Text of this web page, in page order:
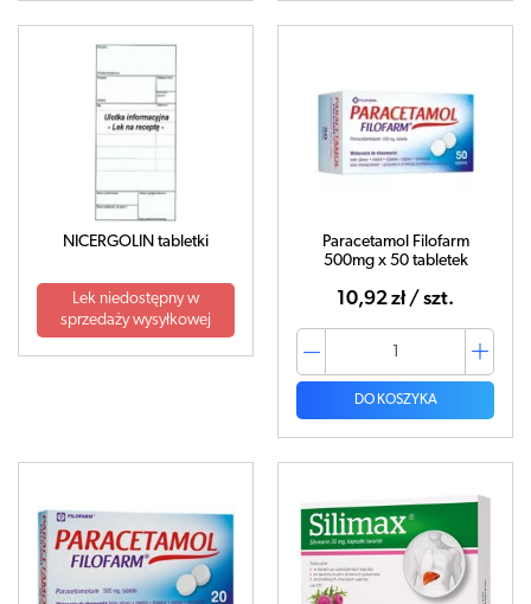
NICERGOLIN tabletki
Lek niedostępny w
sprzedaży wysyłkowej
Paracetamol Filofarm
500mg x 50 tabletek
10,92 zł / szt.
DO KOSZYKA